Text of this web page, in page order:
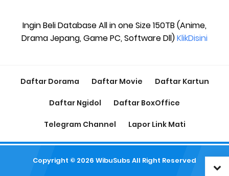
Ingin Beli Database All in one Size 150TB (Anime,
Drama Jepang, Game PC, Software Dll)KlikDisini
Daftar Dorama Daftar Movie Daftar Kartun
Daftar Ngidol Daftar BoxOffice
Telegram Channel Lapor Link Mati
Copyright © 2026 WibuSubs All Right Reserved